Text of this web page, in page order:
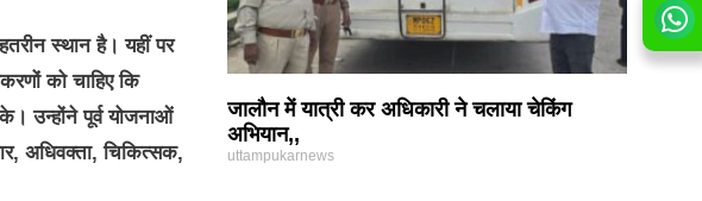
स्थान है। यहीं पर
को चाहिए कि
उन्होंने पूर्व योजनाओं
अधिवक्ता, चिकित्सक,
जालौन में यात्री कर अधिकारी ने चलाया चेकिंग
अभियान,,
uttampukarnews